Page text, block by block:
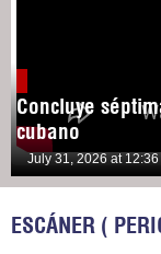
Concluye
cubano
July 31, 2026 at
ESCÁNER (